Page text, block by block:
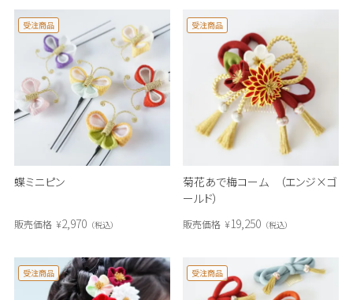
蝶ミニピン
受注商品
販売価格 ¥2,970 税込
菊花あで梅コーム （エンジ×ゴ
ールド）
受注商品
販売価格 ¥19,250 税込
受注商品 受注商品